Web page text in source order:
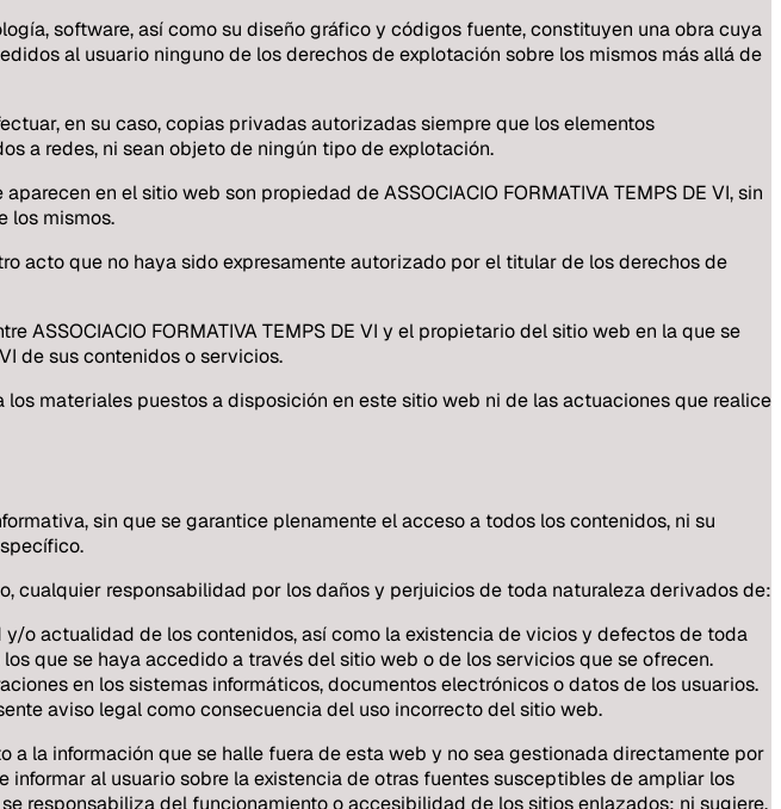
software, así como su diseño gráfico y códigos fuente, constituyen una obra cuya
al usuario ninguno de los derechos de explotación sobre los mismos más allá de
en su caso, copias privadas autorizadas siempre que los elementos
a redes, ni sean objeto de ningún tipo de explotación.
en el sitio web son propiedad de ASSOCIACIO FORMATIVA TEMPS DE VI, sin
los mismos.
acto que no haya sido expresamente autorizado por el titular de los derechos de
FORMATIVA TEMPS DE VI y el propietario del sitio web en la que se
de sus contenidos o servicios.
los materiales puestos a disposición en este sitio web ni de las actuaciones que realice
sin que se garantice plenamente el acceso a todos los contenidos, ni su
cualquier responsabilidad por los daños y perjuicios de toda naturaleza derivados de:
o actualidad de los contenidos, así como la existencia de vicios y defectos de toda
que se haya accedido a través del sitio web o de los servicios que se ofrecen.
en los sistemas informáticos, documentos electrónicos o datos de los usuarios.
aviso legal como consecuencia del uso incorrecto del sitio web.
a la información que se halle fuera de esta web y no sea gestionada directamente por
al usuario sobre la existencia de otras fuentes susceptibles de ampliar los
responsabiliza del funcionamiento o accesibilidad de los sitios enlazados; ni sugiere,